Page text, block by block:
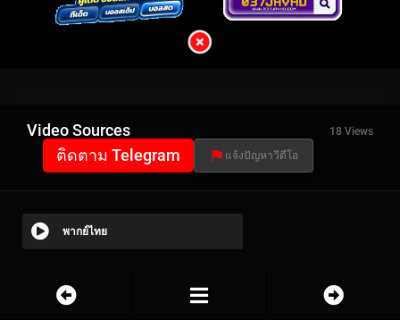
Video Sources 18 Views
ติดตาม Telegram แจ้งปัญหาวีดีโอ
พากย์ไทย